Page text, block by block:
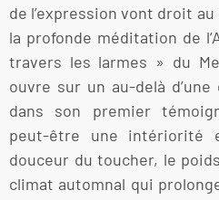
de l’expression vont droit
la profonde méditation de
travers les larmes » du
ouvre sur un au-delà
dans son premier
peut-être une intériorité
douceur du toucher, le
climat automnal qui